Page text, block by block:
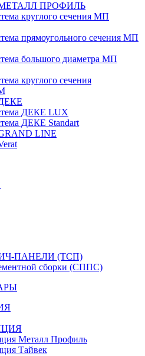
МЕТАЛЛ ПРОФИЛЬ
круглого сечения МП
прямоугольного сечения МП
большого диаметра МП
круглого сечения
ДЕКЕ
ДЕКЕ LUX
ДЕКЕ Standart
LINE
ПАНЕЛИ (ТСП)
сборки (СППС)
Металл Профиль
Тайвек